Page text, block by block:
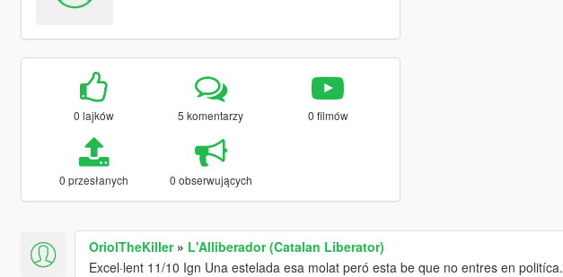
0 lajków 5 komentarzy 0 filmów
0 przesłanych 0 obserwujących
OriolTheKiller» L'Alliberador (Catalan Liberator)
Excel·lent 11/10 Ign Una estelada esa molat peró esta be que no entres en politíca.